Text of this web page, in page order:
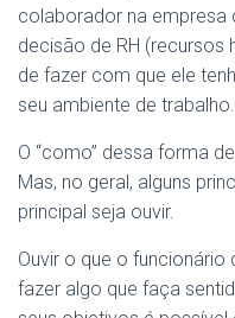
colaborador na
decisão de RH
de fazer com que ele
seu ambiente de trabalho.
O “como” dessa forma
Mas, no geral, alguns
principal seja ouvir.
Ouvir o que o
fazer algo que faça